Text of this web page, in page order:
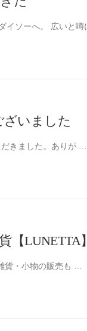
イソーへ。 広いと
ざいました
だきました。ありが …
【LUNETTA】
貨・小物の販売も …